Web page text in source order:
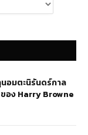
อมตะนิรันดร์กาล
ง Harry Browne